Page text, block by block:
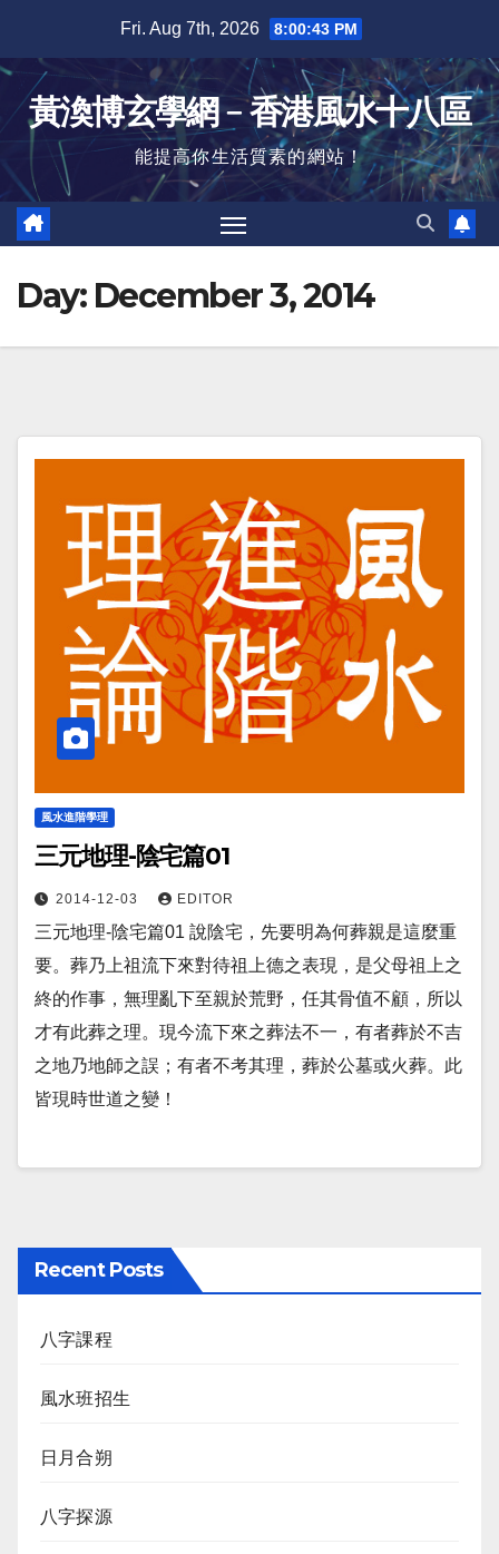
content
Fri. Aug 7th, 2026 8:00:44 PM
黃渙博玄學網﹣香港風水十八區
能提高你生活質素的網站！
Day: December 3, 2014
風水進階學理
三元地理-陰宅篇01
2014-12-03 EDITOR
三元地理-陰宅篇01 說陰宅，先要明為何葬親是這麼重
要。葬乃上祖流下來對待祖上德之表現，是父母祖上之
終的作事，無理亂下至親於荒野，任其骨值不顧，所以
才有此葬之理。現今流下來之葬法不一，有者葬於不吉
之地乃地師之誤；有者不考其理，葬於公墓或火葬。此
皆現時世道之變！
Recent Posts
八字課程
風水班招生
日月合朔
八字探源